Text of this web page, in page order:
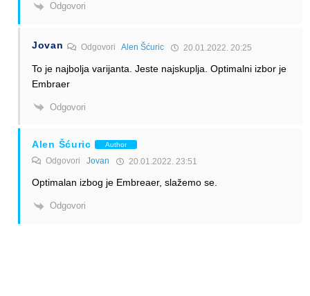
Odgovori
Jovan Odgovori Alen Šćuric 20.01.2022. 20:25
To je najbolja varijanta. Jeste najskuplja. Optimalni izbor je
Embraer
Odgovori
Alen Šćuric Author
Odgovori Jovan 20.01.2022. 23:51
Optimalan izbog je Embreaer, slažemo se.
Odgovori